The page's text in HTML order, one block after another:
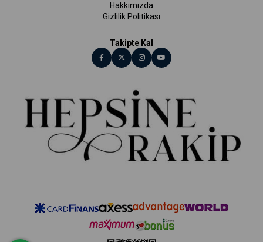
Hakkımızda
Gizlilik Politikası
Takipte Kal